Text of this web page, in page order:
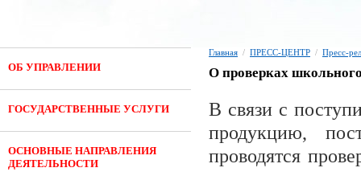
ОБ УПРАВЛЕНИИ
ГОСУДАРСТВЕННЫЕ УСЛУГИ
ОСНОВНЫЕ НАПРАВЛЕНИЯ
ДЕЯТЕЛЬНОСТИ
Главная / ПРЕСС-ЦЕНТР / Пресс-
О проверках
В связи с
продукцию,
проводятся